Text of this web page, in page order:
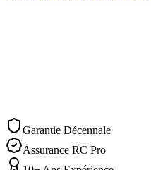
Demander un devis Nous appeler
Garantie Décennale
Assurance RC Pro